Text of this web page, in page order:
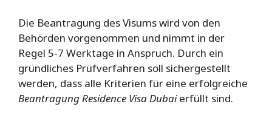
Die Beantragung des Visums wird von den
Behörden vorgenommen und nimmt in der
Regel 5-7 Werktage in Anspruch. Durch ein
gründliches Prüfverfahren soll sichergestellt
werden, dass alle Kriterien für eine erfolgreiche
Beantragung Residence Visa Dubaierfüllt sind.